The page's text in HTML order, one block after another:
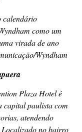
calendário
como um
virada de ano
Wyndham
Plaza Hotel é
capital paulista com
atendendo
Localizado no bairro